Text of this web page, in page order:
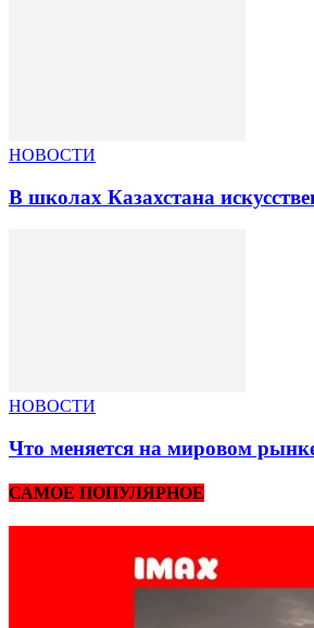
НОВОСТИ
В школах Казахстана
НОВОСТИ
Что меняется на мировом
САМОЕ ПОПУЛЯРНОЕ